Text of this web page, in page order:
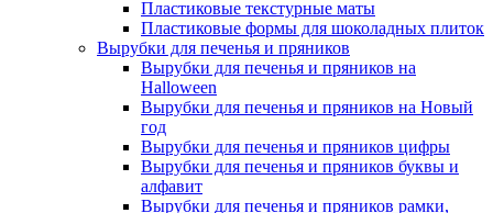
Пластиковые текстурные маты
Пластиковые формы для шоколадных плиток
Вырубки для печенья и пряников
Вырубки для печенья и пряников на
Halloween
Вырубки для печенья и пряников на Новый
год
Вырубки для печенья и пряников цифры
Вырубки для печенья и пряников буквы и
алфавит
Вырубки для печенья и пряников рамки,